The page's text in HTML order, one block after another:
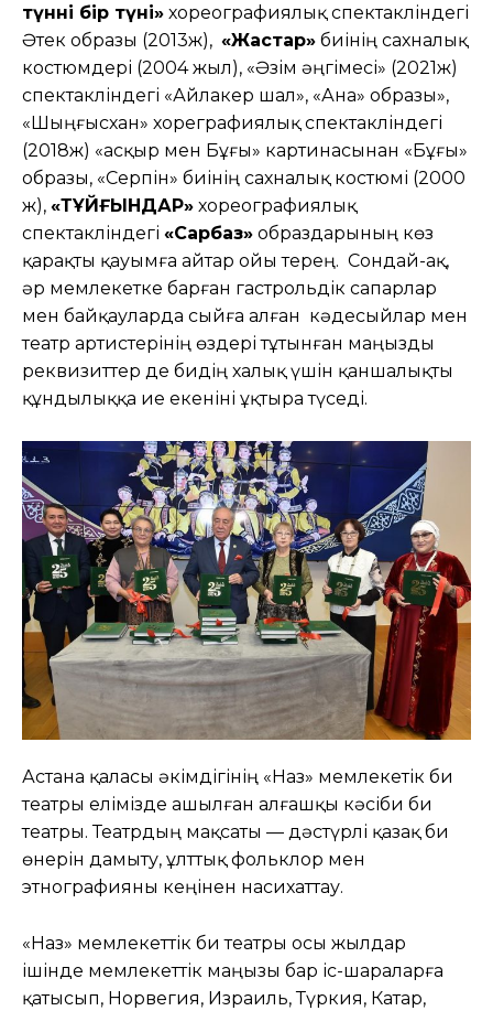
түннің бір түні» хореографиялық спектакліндегі
Әтек образы (2013ж), «Жастар» биінің сахналық
костюмдері (2004 жыл), «Әзім әңгімесі» (2021ж)
спектакліндегі «Айлакер шал», «Ана» образы»,
«Шыңғысхан» хореграфиялық спектакліндегі
(2018ж) «Қасқыр мен Бұғы» картинасынан «Бұғы»
образы, «Серпін» биінің сахналық костюмі (2000
ж), «ТҰЙҒЫНДАР» хореографиялық
спектакліндегі «Сарбаз» образдарының көз
қарақты қауымға айтар ойы терең. Сондай-ақ,
әр мемлекетке барған гастрольдік сапарлар
мен байқауларда сыйға алған кәдесыйлар мен
театр артистерінің өздері тұтынған маңызды
реквизиттер де бидің халық үшін қаншалықты
құндылыққа ие екеніні ұқтыра түседі.
Астана қаласы әкімдігінің «Наз» мемлекетік би
театры елімізде ашылған алғашқы кәсіби би
театры. Театрдың мақсаты — дәстүрлі қазақ би
өнерін дамыту, ұлттық фольклор мен
этнографияны кеңінен насихаттау.
«Наз» мемлекеттік би театры осы жылдар
ішінде мемлекеттік маңызы бар іс-шараларға
қатысып, Норвегия, Израиль, Түркия, Катар,